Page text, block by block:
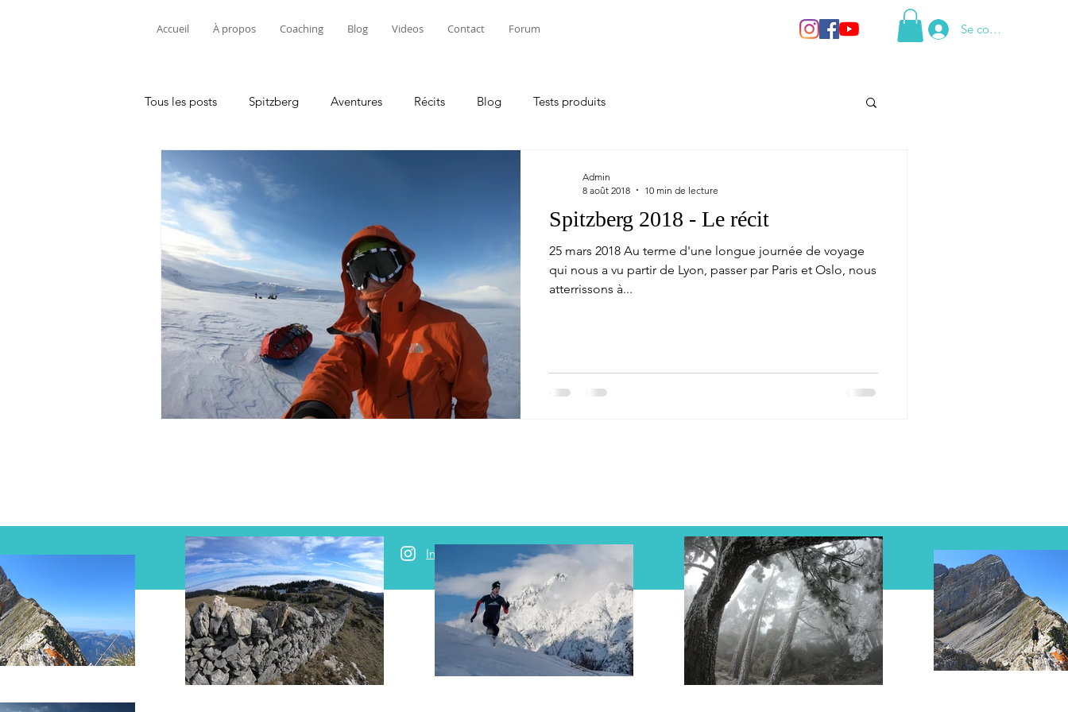
Accueil À propos Coaching Blog Videos Contact Forum Se connecter
Tous les posts Spitzberg Aventures Récits Blog Tests produits
Spitzberg 2018 - Le récit
25 mars 2018 Au terme d'une longue journée de voyage
qui nous a vu partir de Lyon, passer par Paris et Oslo, nous
atterrissons à...
Admin
8 août 2018
10 min de lecture
Facebook Instagram